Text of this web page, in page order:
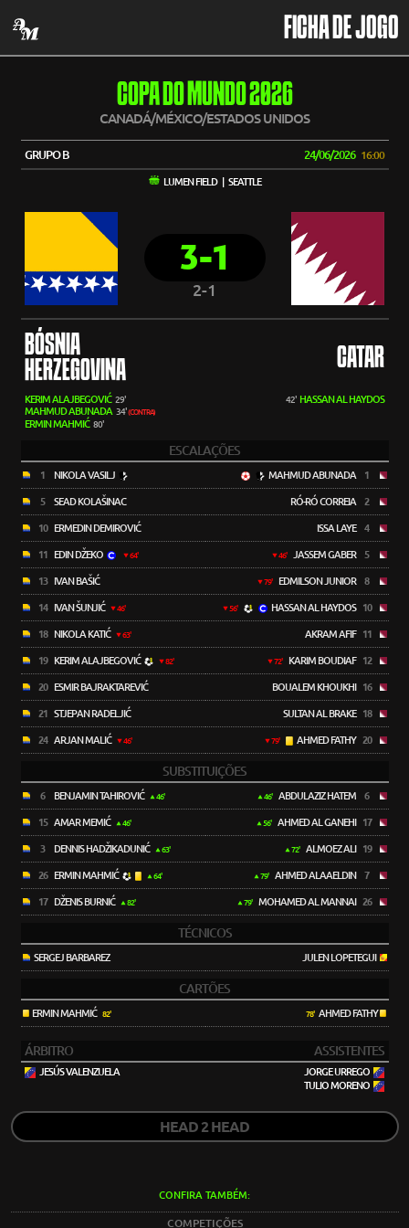
FICHA DE JOGO
COPA DO MUNDO 2026
CANADÁ/MÉXICO/ESTADOS UNIDOS
GRUPO B 24/06/2026 16:00
LUMEN FIELD | SEATTLE
3-1
2-1
BÓSNIA
HERZEGOVINA
CATAR
KERIM ALAJBEGOVIĆ 29'
MAHMUD ABUNADA 34'(CONTRA)
ERMIN MAHMIĆ 80'
42' HASSAN AL HAYDOS
ESCALAÇÕES
1 NIKOLA VASILJ
5 SEAD KOLAŠINAC
10 ERMEDIN DEMIROVIĆ
11 EDIN DŽEKO 64'
13 IVAN BAŠIĆ
14 IVAN ŠUNJIĆ 46'
18 NIKOLA KATIĆ 63'
19 KERIM ALAJBEGOVIĆ 82'
20 ESMIR BAJRAKTAREVIĆ
21 STJEPAN RADELJIĆ
24 ARJAN MALIĆ 46'
MAHMUD ABUNADA 1
RÓ-RÓ CORREIA 2
ISSA LAYE 4
46' JASSEM GABER 5
79' EDMILSON JUNIOR 8
56' HASSAN AL HAYDOS 10
AKRAM AFIF 11
72' KARIM BOUDIAF 12
BOUALEM KHOUKHI 16
SULTAN AL BRAKE 18
79' AHMED FATHY 20
SUBSTITUIÇÕES
6 BENJAMIN TAHIROVIĆ 46'
15 AMAR MEMIĆ 46'
3 DENNIS HADŽIKADUNIĆ 63'
26 ERMIN MAHMIĆ 64'
17 DŽENIS BURNIĆ 82'
46' ABDULAZIZ HATEM 6
56' AHMED AL GANEHI 17
72' ALMOEZ ALI 19
79' AHMED ALAAELDIN 7
79' MOHAMED AL MANNAI 26
TÉCNICOS
SERGEJ BARBAREZ JULEN LOPETEGUI
CARTÕES
ERMIN MAHMIĆ 82' 78'AHMED FATHY
ÁRBITRO ASSISTENTES
JESÚS VALENZUELA
JORGE URREGO
TULIO MORENO
HEAD 2 HEAD
CONFIRA TAMBÉM:
COMPETIÇÕES